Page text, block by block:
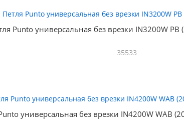
Punto универсальная без врезки IN3200W PB
35533
универсальная без врезки IN4200W WAB